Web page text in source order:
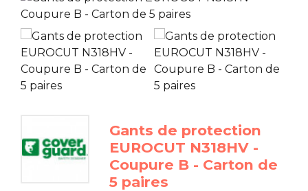
Gants de protection
EUROCUT N318HV -
Coupure B - Carton de
5 paires